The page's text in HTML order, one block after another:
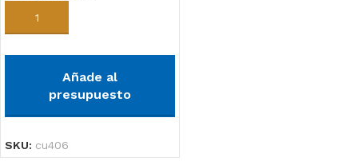
Añadir al carrito
Añade al
presupuesto
SKU: cu406